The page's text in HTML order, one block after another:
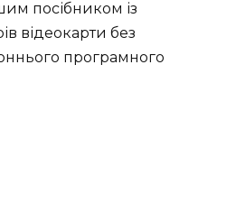
посібником із
відеокарти без
програмного